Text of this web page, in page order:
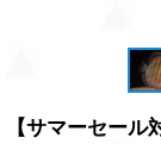
【サマーセー